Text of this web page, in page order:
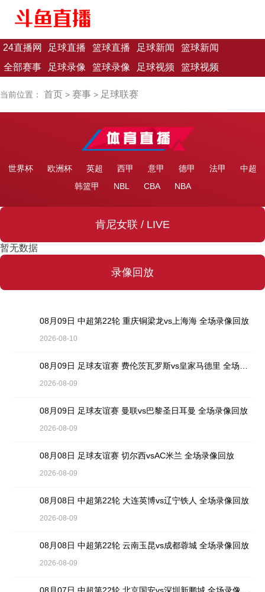
24直播网 足球直播 篮球直播 足球新闻
篮球新闻
全部赛事
足球录像 篮球录像 足球视频 篮球视频
当前位置： 首页 > 赛事 > 足球联赛
世界杯 欧洲杯 英超 西甲 意甲 德甲 法甲
中超
韩篮甲
NBL CBA NBA
肯尼女联 / LIVE
暂无数据
录像回放
08月09日 中超第22轮 重庆铜梁龙vs上海海 全场录像回放
2026-08-10
2026-08-09
08月09日 足球友谊赛 曼联vs巴黎圣日耳曼 全场录像回放
2026-08-09
08月08日 足球友谊赛 切尔西vsAC米兰 全场录像回放
2026-08-09
08月08日 中超第22轮 大连英博vs辽宁铁人 全场录像回放
2026-08-09
08月08日 中超第22轮 云南玉昆vs成都蓉城 全场录像回放
2026-08-09